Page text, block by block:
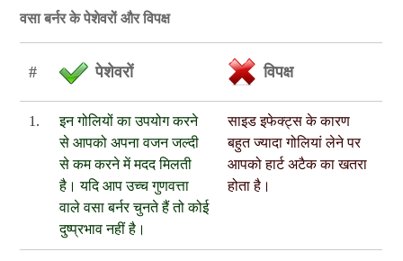
वसा बर्नर के पेशेवरों और विपक्ष
# पेशेवरों विपक्ष
1.
इन गोलियों का उपयोग करने
से आपको अपना वजन जल्दी
से कम करने में मदद मिलती
है। यदि आप उच्च गुणवत्ता
वाले वसा बर्नर चुनते हैं तो कोई
दुष्प्रभाव नहीं है।
साइड इफेक्ट्स के कारण
बहुत ज्यादा गोलियां लेने पर
आपको हार्ट अटैक का खतरा
होता है।